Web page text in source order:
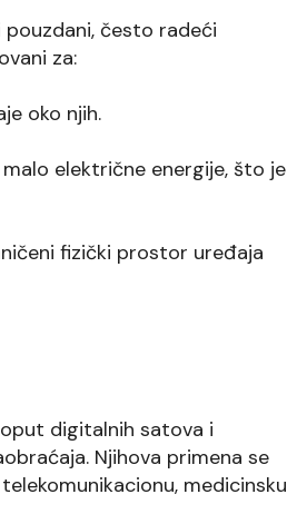
često radeći
za:
oko njih.
električne energije, što je
fizički prostor uređaja
digitalnih satova i
Njihova primena se
medicinsku